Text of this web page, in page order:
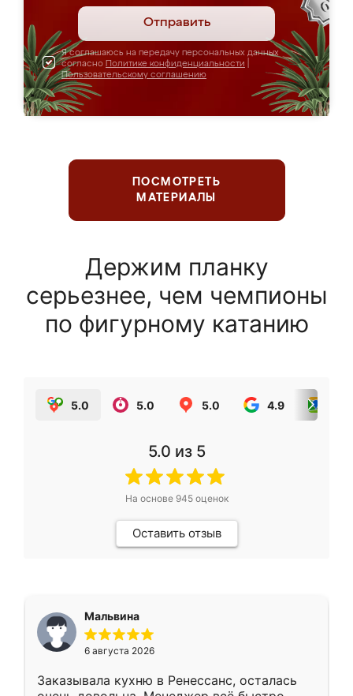
Отправить
Я соглашаюсь на передачу персональных данных
согласно Политике конфиденциальности
Пользовательскому соглашению
ПОСМОТРЕТЬ
МАТЕРИАЛЫ
Держим планку
серьезнее, чем чемпионы
по фигурному катанию
5.0 5.0 5.0 4.9
5.0 из 5
На основе 945оценок
Оставить отзыв
Мальвина
6 августа 2026
Заказывала кухню в Ренессанс, осталась